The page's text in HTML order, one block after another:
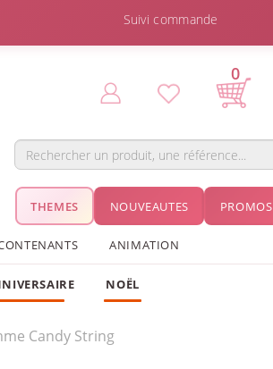
Suivi commande
0
THEMES NOUVEAUTES PROMOS
ANIMATION
NOËL
Candy String